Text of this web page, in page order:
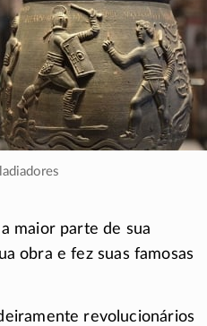
Gladiadores
maior parte de sua
obra e fez suas famosas
revolucionários